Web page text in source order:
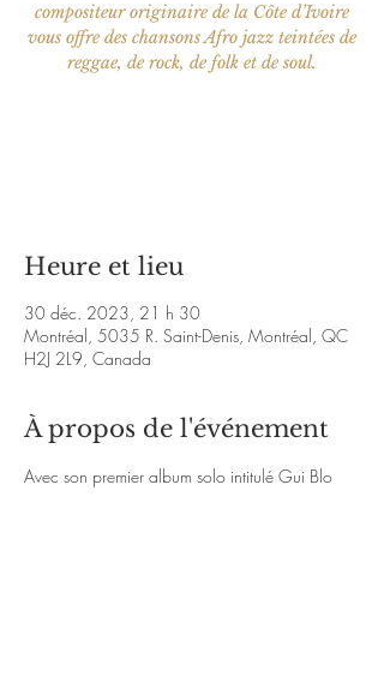
compositeur originaire de la Côte d’Ivoire
vous offre des chansons Afro jazz teintées de
reggae, de rock, de folk et de soul.
Heure et lieu
30 déc. 2023, 21 h 30
Montréal, 5035 R. Saint-Denis, Montréal, QC
H2J 2L9, Canada
À propos de l'événement
Avec son premier album solo intitulé Gui Blo